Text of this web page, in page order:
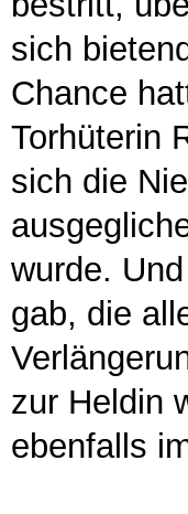
sich
Chance
Torhüterin
sich die
wurde.
gab, die
zur Heldin
ebenfalls